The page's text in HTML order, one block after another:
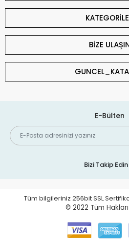
BİZE
E-Bülten
Bizi Takip Edin
Tüm bilgileriniz 256bit SSL
© 2022 Tüm Hakları